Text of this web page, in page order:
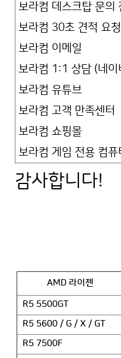
보라컴 데스크탑 문의
보라컴 30초 견적 요
보라컴 이메일
보라컴 1:1 상담 (네이
보라컴 유튜브
보라컴 고객 만족센터
보라컴 쇼핑몰
보라컴 게임 전용 컴퓨
감사합니다!
AMD 라이젠
R5 5500GT
R5 5600 / G / X / GT
R5 7500F